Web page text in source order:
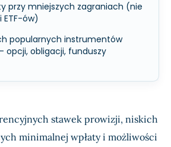
przy mniejszych zagraniach (nie
ów)
popularnych instrumentów
opcji, obligacji, funduszy
stawek prowizji, niskich
minimalnej wpłaty i możliwości